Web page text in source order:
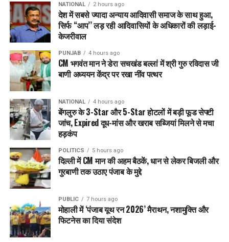
NATIONAL 2 hours ago
देश में सबसे ज्यादा अन्याय आदिवासी समाज के साथ हुआ,
सिर्फ ‘‘आप’’ लड़ रही आदिवासियों के अधिकारों की लड़ाई-
केजरीवाल
PUNJAB 4 hours ago
CM भगवंत मान ने डेरा सचखंड बल्लां में श्री गुरु रविदास जी
बाणी अध्ययन केंद्र पर रखा नींव पत्थर
NATIONAL 4 hours ago
बेंगलुरु के 3-Star और 5-Star होटलों में बड़ी फूड सेफ्टी
जांच, Expired दूध-मांस और खराब सब्जियां मिलने से मचा
हड़कंप
POLITICS 5 hours ago
दिल्ली में CM मान की अहम बैठकें, धान से लेकर बिजली और
गुरबाणी तक उठाए पंजाब के मुद्दे
PUBLIC 7 hours ago
मोहाली में ‘पंजाब यूथ रन 2026’ मैराथन, नशामुक्ति और
फिटनेस का दिया संदेश